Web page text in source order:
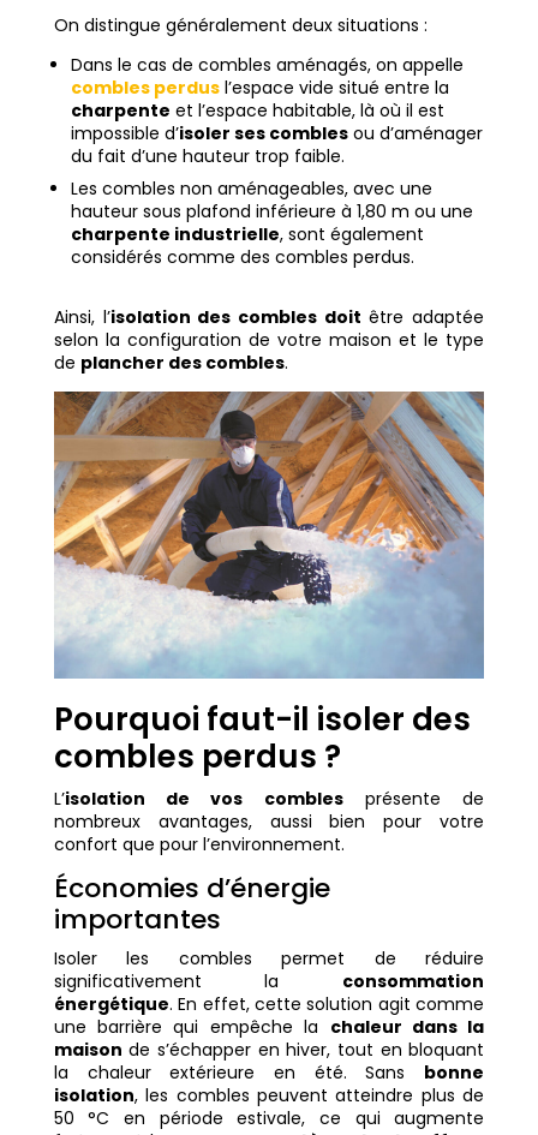
On distingue généralement deux situations :
Dans le cas de combles aménagés, on appelle
combles perdusl’espace vide situé entre la
charpente et l’espace habitable, là où il est
impossible d’isoler ses comblesou d’aménager
du fait d’une hauteur trop faible.
Les combles non aménageables, avec une
hauteur sous plafond inférieure à 1,80 m ou une
charpente industrielle, sont également
considérés comme des combles perdus.
Ainsi, l’isolation des combles doit être adaptée
selon la configuration de votre maison et le type
de plancher des combles.
Pourquoi faut-il isoler des
combles perdus ?
L’isolation de vos comblesprésente de
nombreux avantages, aussi bien pour votre
confort que pour l’environnement.
Économies d’énergie
importantes
Isoler les combles permet de réduire
significativement la consommation
énergétique. En effet, cette solution agit comme
une barrière qui empêche la chaleur dans la
maison de s’échapper en hiver, tout en bloquant
la chaleur extérieure en été. Sans bonne
isolation, les combles peuvent atteindre plus de
50 °C en période estivale, ce qui augmente